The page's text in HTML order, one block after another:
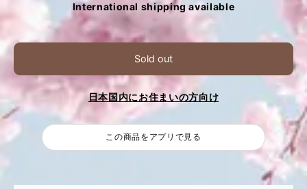
International shipping available
Sold out
日本国内にお住まいの方向け
この商品をアプリで見る